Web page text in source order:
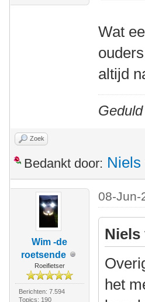
Wat
altijd
Zoek
Bedankt door: Niels
Wim -de
roetsende
Roeifietser
Berichten: 7.594
Topics: 190
08-Jun-
Niels
het